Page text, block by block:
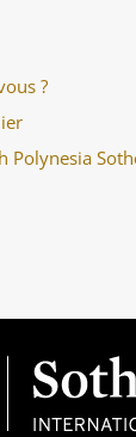
?
Polynesia